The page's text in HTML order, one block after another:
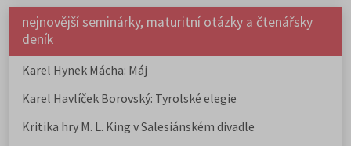
nejnovější seminárky, maturitní otázky a čtenářsky
deník
Karel Hynek Mácha: Máj
Karel Havlíček Borovský: Tyrolské elegie
Kritika hry M. L. King v Salesiánském divadle